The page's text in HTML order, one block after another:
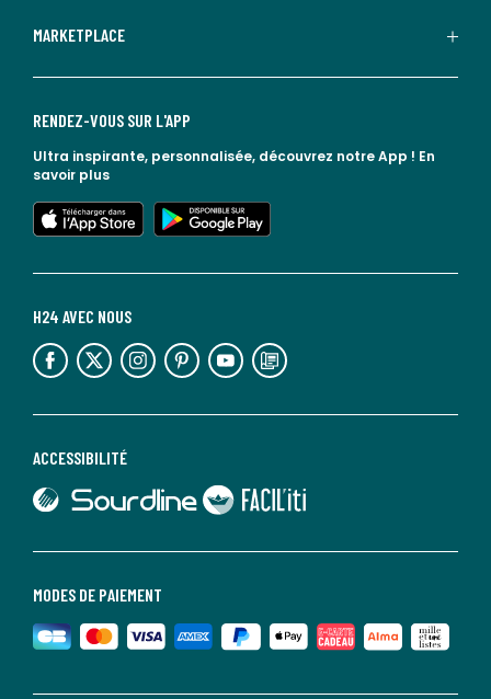
MARKETPLACE
MODES DE PAIEMENT
ACCESSIBILITÉ
lien vers Faciliti
H24 AVEC NOUS
lien vers l'espace réseaux sociaux lien vers l'espace réseaux sociaux lien vers l'espace réseaux sociaux lien vers l'espace réseaux sociaux lien vers l'espace réseaux sociaux lien vers le blog la redoute
RENDEZ-VOUS SUR L'APP
Ultra inspirante, personnalisée, découvrez notre App ! En
savoir plus
lien vers l'app store
lien vers google play